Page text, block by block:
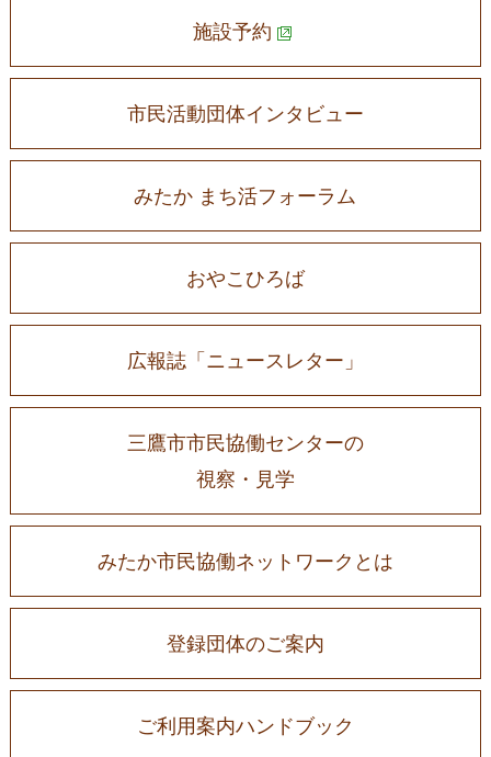
施設予約
市民活動団体インタビュー
みたか まち活フォーラム
おやこひろば
広報誌「ニュースレター」
三鷹市市民協働センターの
視察・見学
みたか市民協働ネットワークとは
登録団体のご案内
ご利用案内ハンドブック